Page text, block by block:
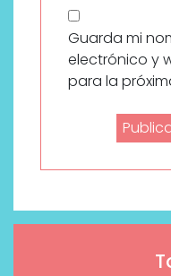
Guarda mi
electrónico y
para la